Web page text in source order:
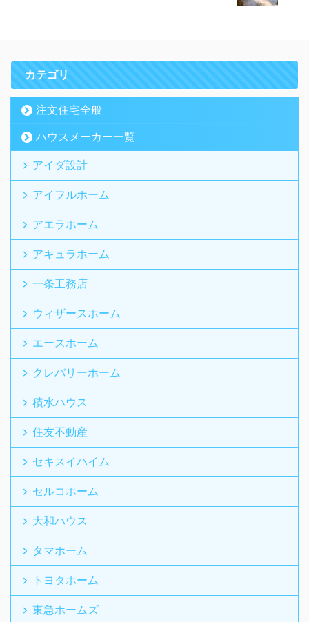
カテゴリ
注文住宅全般
ハウスメーカー一覧
アイダ設計
アイフルホーム
アエラホーム
アキュラホーム
一条工務店
ウィザースホーム
エースホーム
クレバリーホーム
積水ハウス
住友不動産
セキスイハイム
セルコホーム
大和ハウス
タマホーム
トヨタホーム
東急ホームズ